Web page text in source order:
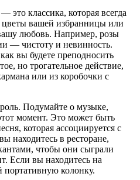
это классика, которая всегда
вашей избранницы или
любовь. Например, розы
— чистоту и невинность.
вы будете преподносить
но трогательное действие,
или из коробочки с
Подумайте о музыке,
момент. Это может быть
которая ассоциируется с
находитесь в ресторане,
чтобы они сыграли
Если вы находитесь на
портативную колонку.